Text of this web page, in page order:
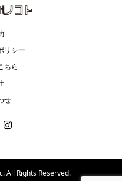
リシー
ちら
せ
All Rights Reserved.